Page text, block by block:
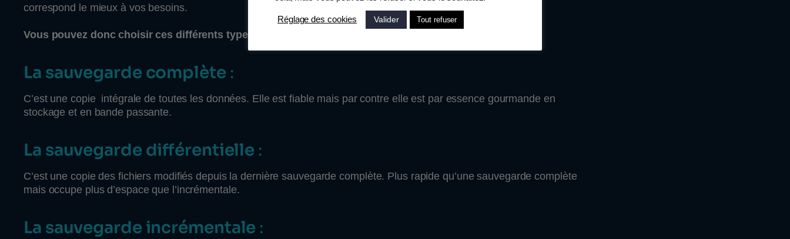
correspond le mieux à vos besoins.
Vous pouvez donc choisir ces différents types de sauvegarde.
La sauvegarde complète:
C’est une copie intégrale de toutes les données. Elle est fiable mais par contre elle est par essence gourmande en
stockage et en bande passante.
La sauvegarde différentielle :
C’est une copie des fichiers modifiés depuis la dernière sauvegarde complète. Plus rapide qu’une sauvegarde complète
mais occupe plus d’espace que l’incrémentale.
La sauvegarde incrémentale :
Réglage des cookies Valider Tout refuser